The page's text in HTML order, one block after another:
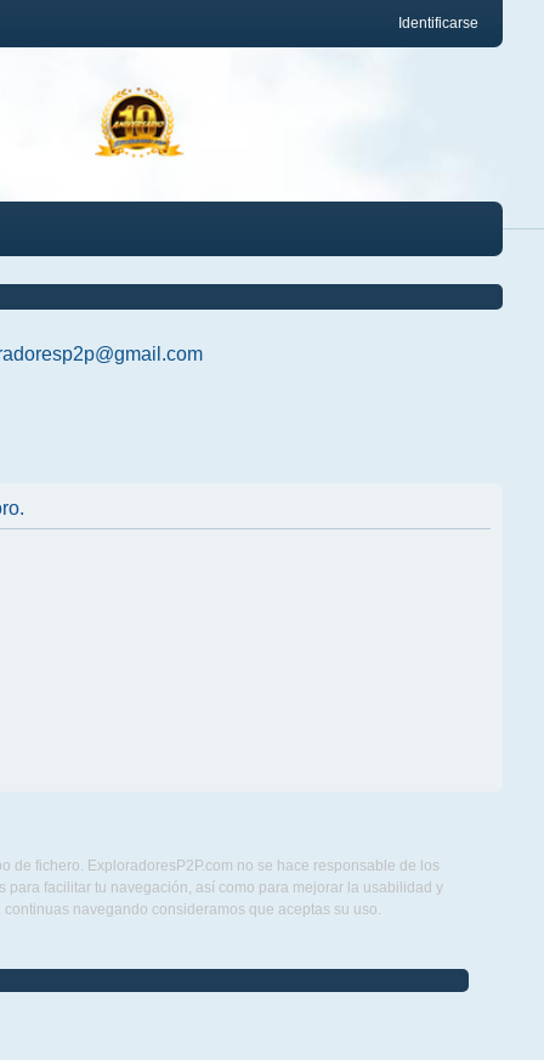
Identificarse
de fichero. ExploradoresP2P.com no se hace responsable de los
facilitar tu navegación, así como para mejorar la usabilidad y
navegando consideramos que aceptas su uso.